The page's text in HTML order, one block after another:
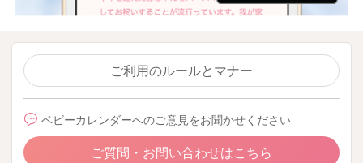
ご利用のルールとマナー
ベビーカレンダーへのご意見をお聞かせください
ご質問・お問い合わせはこちら